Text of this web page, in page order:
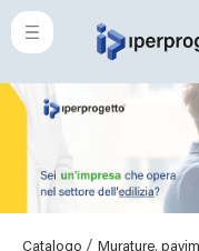
Catalogo / Murature,